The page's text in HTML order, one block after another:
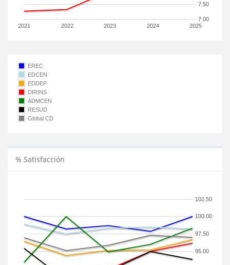
2021 2022 2023 2024 2025
7.00
7.50
EREC
EDCEN
EDDEP
DIRINS
ADMCEN
RESUD
Global CD
% Satisfacción
95.00
97.50
100.00
102.50